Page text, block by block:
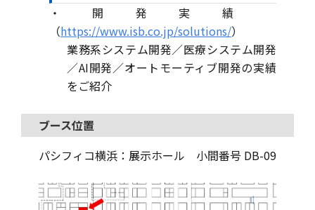
・開発実績
（https://www.isb.co.jp/solutions/）
業務系システム開発／医療システム開発
／AI開発／オートモーティブ開発の実績
をご紹介
ブース位置
パシフィコ横浜：展示ホール 小間番号 DB-09